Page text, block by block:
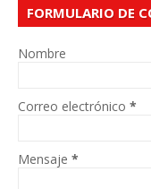
FORMULARIO DE
Nombre
Correo electrónico *
Mensaje *